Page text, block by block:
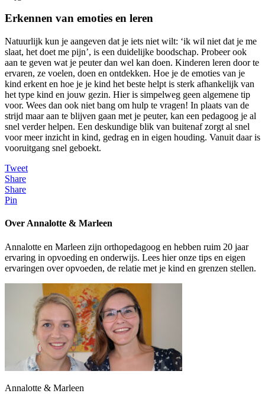
Erkennen van emoties en leren
Natuurlijk kun je aangeven dat je iets niet wilt: ‘ik wil niet dat je me
slaat, het doet me pijn’, is een duidelijke boodschap. Probeer ook
aan te geven wat je peuter dan wel kan doen. Kinderen leren door te
ervaren, ze voelen, doen en ontdekken. Hoe je de emoties van je
kind erkent en hoe je je kind het beste helpt is sterk afhankelijk van
het type kind en jouw gezin. Hier is simpelweg geen algemene tip
voor. Wees dan ook niet bang om hulp te vragen! In plaats van de
strijd maar aan te blijven gaan met je peuter, kan een pedagoog je al
snel verder helpen. Een deskundige blik van buitenaf zorgt al snel
voor meer inzicht in kind, gedrag en in eigen houding. Vanuit daar is
vooruitgang snel geboekt.
Tweet
Share
Share
Pin
Over Annalotte & Marleen
Annalotte en Marleen zijn orthopedagoog en hebben ruim 20 jaar
ervaring in opvoeding en onderwijs. Lees hier onze tips en eigen
ervaringen over opvoeden, de relatie met je kind en grenzen stellen.
Annalotte & Marleen